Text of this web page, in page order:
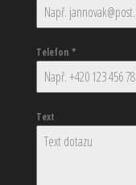
Telefon *
Text